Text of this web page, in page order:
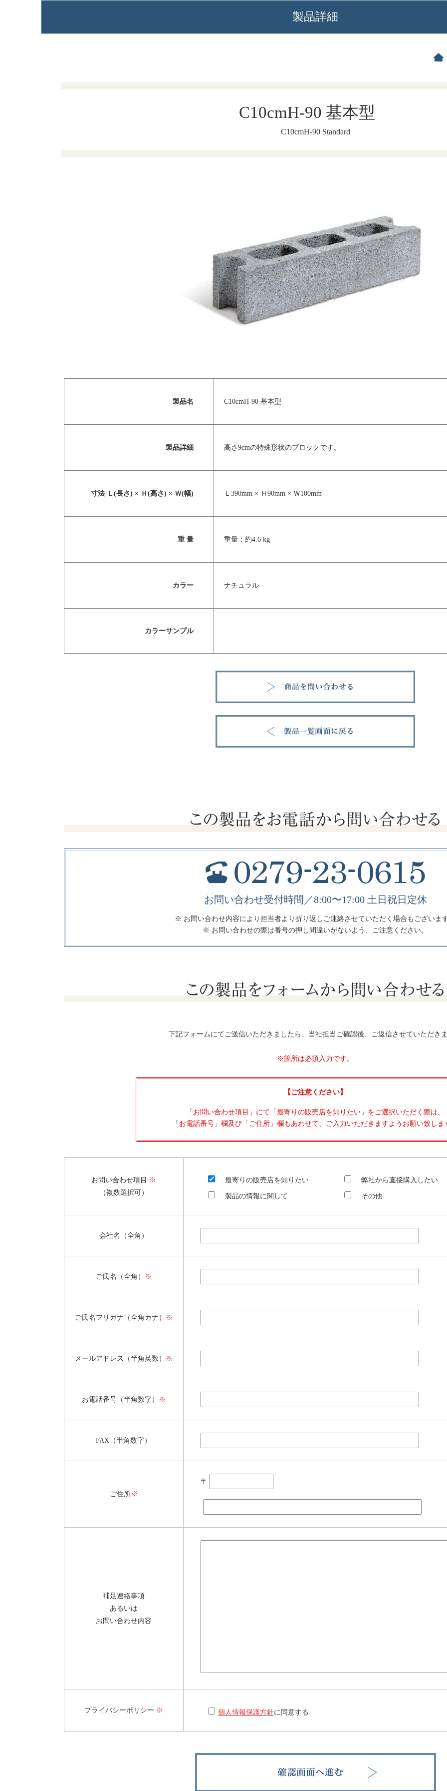
製品詳細
C10cmH-90 基本型
C10cmH-90 Standard
製品名 C10cmH-90 基本型
製品詳細 高さ9cmの特殊形状のブロックです。
寸法 Ｌ(長さ) × Ｈ(高さ) × Ｗ(幅) Ｌ390mm × Ｈ90mm × Ｗ100mm
重 量 重量：約4.6 kg
カラー ナチュラル
カラーサンプル
お問い合わせ受付時間／8:00〜17:00 土日祝日定休
※ お問い合わせ内容により担当者より折り返しご連絡させていただく場合もございま
※ お問い合わせの際は番号の押し間違いがないよう、ご注意ください。
下記フォームにてご送信いただきましたら、当社担当ご確認後、ご返信させていただき
※箇所は必須入力です。
【ご注意ください】
「お問い合わせ項目」にて「最寄りの販売店を知りたい」をご選択いただく際は、
「お電話番号」欄及び「ご住所」欄もあわせて、ご入力いただきますようお願い致しま
お問い合わせ項目 ※
（複数選択可）
最寄りの販売店を知りたい 弊社から直接購入したい
製品の情報に関して その他
会社名（全角）
ご氏名（全角） ※
ご氏名フリガナ（全角カナ） ※
メールアドレス（半角英数） ※
お電話番号（半角数字） ※
FAX（半角数字）
ご住所※
〒
補足連絡事項
あるいは
お問い合わせ内容
プライバシーポリシー ※ 個人情報保護方針に同意する